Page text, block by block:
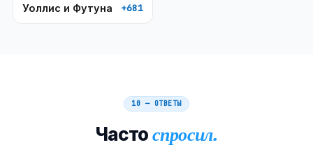
Уоллис и Футуна +681
10 — ОТВЕТЫ
Частоспросил.